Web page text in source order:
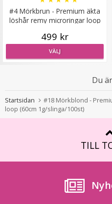
★★
LÄGG I
#4 Mörkbrun - Premium äkta
löshår remy microringar loop
499 kr
VÄLJ
Du
Startsidan
#18 Mörkblond -
loop (60cm 1g/slinga/100st)
TILL